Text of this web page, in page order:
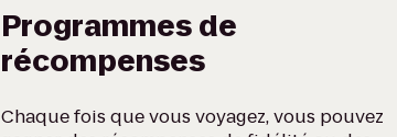
Programmes de
récompenses
Chaque fois que vous voyagez, vous pouvez